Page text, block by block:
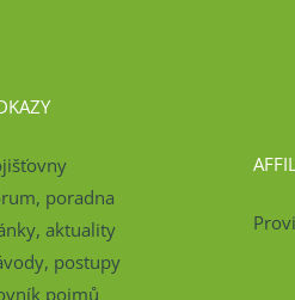
poradna
aktuality
postupy
pojmů